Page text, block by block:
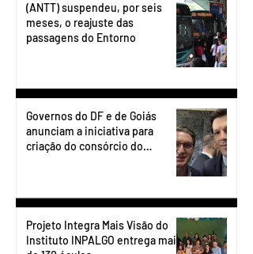
(ANTT) suspendeu, por seis
meses, o reajuste das
passagens do Entorno
Governos do DF e de Goiás
anunciam a iniciativa para
criação do consórcio do
Projeto Integra Mais Visão do
Instituto INPALGO entrega mais